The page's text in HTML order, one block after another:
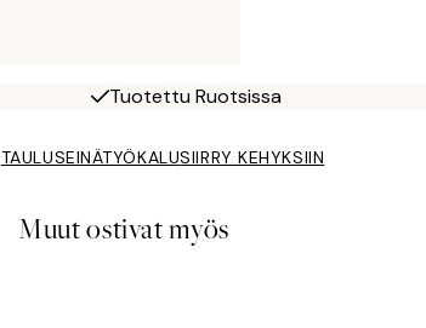
Tuotettu Ruotsissa
TAULUSEINÄTYÖKALUSIIRRY KEHYKSIIN
Muut ostivat myös